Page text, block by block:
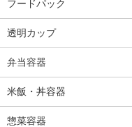
フードパック
透明カップ
弁当容器
米飯・丼容器
惣菜容器